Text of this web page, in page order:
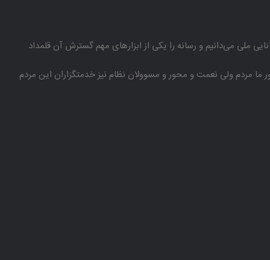
ملی می‌دانیم و رسانه را یكی از ابزارهای مهم گسترش آن قلمداد
ما مردم ولی نعمت و محور و مسوولان نظام نیز خدمتگزاران این مردم